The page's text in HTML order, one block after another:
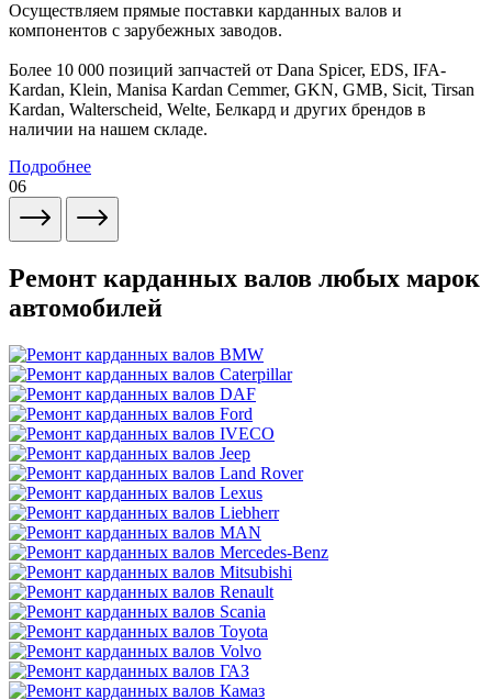
Осуществляем прямые поставки карданных валов и
компонентов с зарубежных заводов.
Более 10 000 позиций запчастей от Dana Spicer, EDS, IFA-
Kardan, Klein, Manisa Kardan Cemmer, GKN, GMB, Sicit, Tirsan
Kardan, Walterscheid, Welte, Белкард и других брендов в
наличии на нашем складе.
Подробнее
06
Ремонт карданных валов любых марок
автомобилей